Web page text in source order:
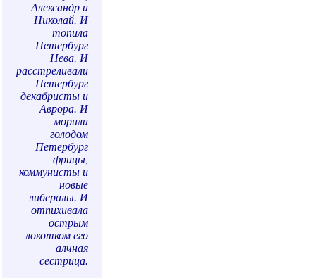
Александр и
Николай. И
топила
Петербург
Нева. И
расстреливали
Петербург
декабристы и
Аврора. И
морили
голодом
Петербург
фрицы,
коммунисты и
новые
либералы. И
отпихивала
острым
локотком его
алчная
сестрица.